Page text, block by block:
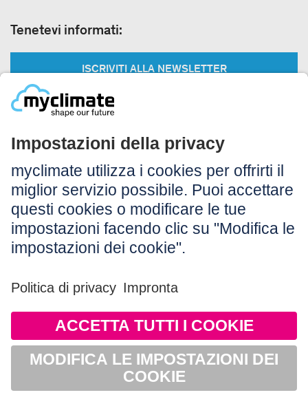
Tenetevi informati:
ISCRIVITI ALLA NEWSLETTER
Legale:
Colophon
Avvertenza
CG
Protezione dei dati
Accessibilità